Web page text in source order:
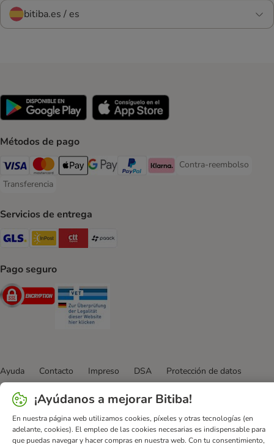
bitiba.es / es
Métodos de pago
Visa Payment Method
Mastercard Payment Method
Apple Pay Payment Method
Google Pay Payment Method
PayPal Payment Method
Klarna Payment Method
Contra-reembolso
Contra-reembolso
Transferencia
Transferencia Payment Method
Servicios de entrega
GLS Shipping Method
InPost Shipping Method
CTTExpress Shipping Method
Pago seguro
Security
Ayuda Contacto Impreso DSA
Protección de datos
Condiciones comerciales generales
Newsletter
Gastos de envío y plazos de entrega
Formas de pago
Formulario de desistimiento
Programa de fidelización
App bitiba Programa de afiliados
¡Ayúdanos a mejorar Bitiba!
En nuestra página web utilizamos cookies, píxeles y otras tecnologías (en
adelante, cookies). El empleo de las cookies necesarias es indispensable para
que puedas navegar y hacer compras en nuestra web. Con tu consentimiento,